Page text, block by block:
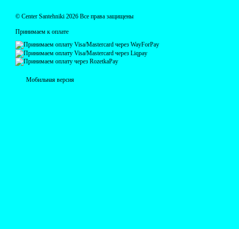
© Centеr Santehniki 2026 Все права защищены
Принимаем к оплате
Мобильная версия